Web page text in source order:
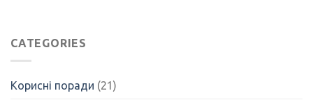
CATEGORIES
Корисні поради (21)